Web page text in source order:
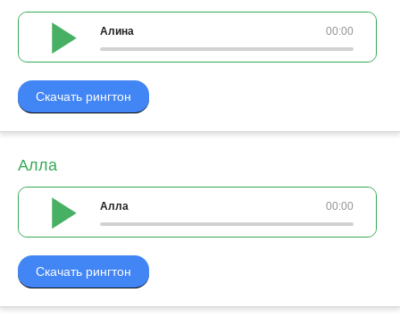
00:00
Алина
Скачать рингтон
Алла
00:00
Алла
Скачать рингтон